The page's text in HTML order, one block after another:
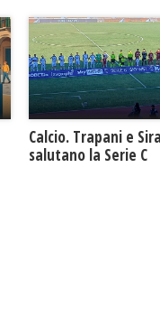
Calcio. Trapani e
salutano la Serie C